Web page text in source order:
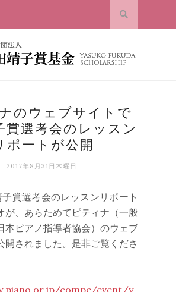
のウェブサイトで
賞選考会のレッスン
ポートが公開
2017年8月31日木曜日
賞選考会のレッスンリポート
が、あらためてピティナ（一般
本ピアノ指導者協会）のウェブ
開されました。是非ご覧くださ
compe/event/y